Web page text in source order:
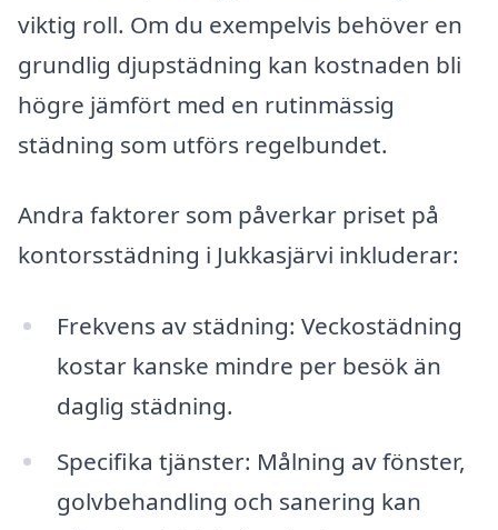
viktig roll. Om du exempelvis behöver en
grundlig djupstädning kan kostnaden bli
högre jämfört med en rutinmässig
städning som utförs regelbundet.
Andra faktorer som påverkar priset på
kontorsstädning i Jukkasjärvi inkluderar:
Frekvens av städning: Veckostädning
kostar kanske mindre per besök än
daglig städning.
Specifika tjänster: Målning av fönster,
golvbehandling och sanering kan